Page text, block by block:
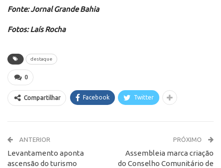
Fonte: Jornal Grande Bahia
Fotos: Laís Rocha
destaque
0
Compartilhar Facebook Twitter
ANTERIOR
Levantamento aponta
ascensão do turismo
PRÓXIMO
Assembleia marca criação
do Conselho Comunitário de